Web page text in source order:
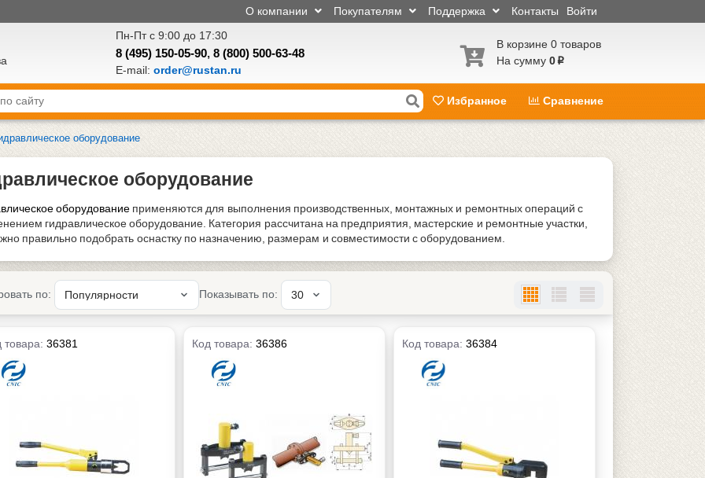
Войти
Контакты
Поддержка
Покупателям
О компании
Пн-Пт с 9:00 до 17:30
8 (495) 150-05-90, 8 (800) 500-63-48
E-mail: order@rustan.ru
В корзине 0 товаров
На сумму 0 p
Избранное Сравнение
оборудование
оборудование
оборудованиеприменяются для выполнения производственных, монтажных и ремонтных операций с
гидравлическое оборудование. Категория рассчитана на предприятия, мастерские и ремонтные участки,
правильно подобрать оснастку по назначению, размерам и совместимости с оборудованием.
по: Показывать по:
товара: 36381 Код товара:36386 Код товара:36384